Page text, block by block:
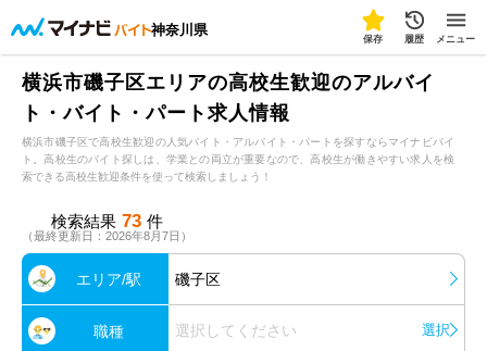
神奈川県
保存 履歴 メニュー
横浜市磯子区エリアの高校生歓迎のアルバイ
ト・バイト・パート求人情報
横浜市磯子区で高校生歓迎の人気バイト・アルバイト・パートを探すならマイナビバイ
ト。高校生のバイト探しは、学業との両立が重要なので、高校生が働きやすい求人を検
索できる高校生歓迎条件を使って検索しましょう！
検索結果 73 件
（最終更新日：2026年8月7日）
エリア/駅 磯子区
職種 選択してください 選択